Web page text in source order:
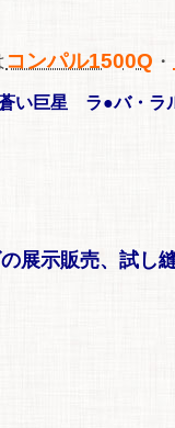
コンパル1500Q ・
い巨星 ラ●バ・ラ
展示販売、試し